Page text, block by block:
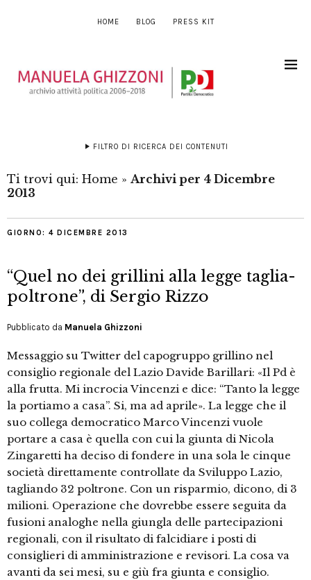
HOME BLOG PRESS KIT
FILTRO DI RICERCA DEI CONTENUTI
Ti trovi qui: Home » Archivi per 4 Dicembre
2013
GIORNO: 4 DICEMBRE 2013
“Quel no dei grillini alla legge taglia-
poltrone”, di Sergio Rizzo
Pubblicato da Manuela Ghizzoni
Messaggio su Twitter del capogruppo grillino nel
consiglio regionale del Lazio Davide Barillari: «Il Pd è
alla frutta. Mi incrocia Vincenzi e dice: “Tanto la legge
la portiamo a casa”. Si, ma ad aprile». La legge che il
suo collega democratico Marco Vincenzi vuole
portare a casa è quella con cui la giunta di Nicola
Zingaretti ha deciso di fondere in una sola le cinque
società direttamente controllate da Sviluppo Lazio,
tagliando 32 poltrone. Con un risparmio, dicono, di 3
milioni. Operazione che dovrebbe essere seguita da
fusioni analoghe nella giungla delle partecipazioni
regionali, con il risultato di falcidiare i posti di
consiglieri di amministrazione e revisori. La cosa va
avanti da sei mesi, su e giù fra giunta e consiglio.